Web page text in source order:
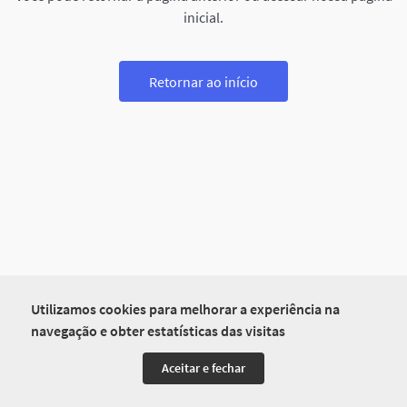
Utilizamos cookies para melhorar a experiência na
navegação e obter estatísticas das visitas
Aceitar e fechar
inicial.
Retornar ao início